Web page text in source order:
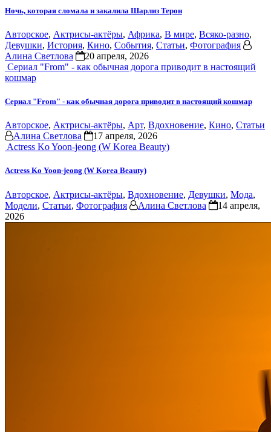
Ночь, которая сломала и закалила Шарлиз Терон
Авторское, Актрисы-актёры, Африка, В мире, Всяко-разно,
Девушки, История, Кино, События, Статьи, Фотография
Алина Светлова
20 апреля, 2026
Сериал "From" - как обычная дорога приводит в настоящий
кошмар
Сериал "From" - как обычная дорога приводит в настоящий кошмар
Авторское, Актрисы-актёры, Арт, Вдохновение, Кино, Статьи
Алина Светлова
17 апреля, 2026
Actress Ko Yoon-jeong (W Korea Beauty)
Actress Ko Yoon-jeong (W Korea Beauty)
Авторское, Актрисы-актёры, Вдохновение, Девушки, Мода,
Модели, Статьи, Фотография Алина Светлова
14 апреля,
2026